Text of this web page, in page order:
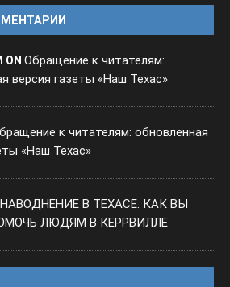
ON Обращение к читателям:
версия газеты «Наш Техас»
к читателям: обновленная
«Наш Техас»
НАВОДНЕНИЕ В ТЕХАСЕ: КАК ВЫ
ЛЮДЯМ В КЕРРВИЛЛЕ